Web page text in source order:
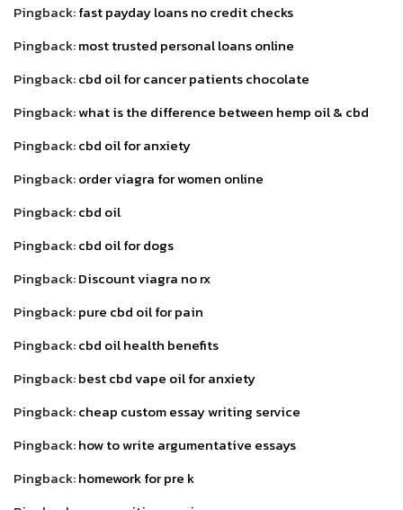
Pingback:fast payday loans no credit checks
Pingback:most trusted personal loans online
Pingback:cbd oil for cancer patients chocolate
Pingback:what is the difference between hemp oil & cbd
Pingback:cbd oil for anxiety
Pingback:order viagra for women online
Pingback:cbd oil
Pingback:cbd oil for dogs
Pingback:Discount viagra no rx
Pingback:pure cbd oil for pain
Pingback:cbd oil health benefits
Pingback:best cbd vape oil for anxiety
Pingback:cheap custom essay writing service
Pingback:how to write argumentative essays
Pingback:homework for pre k